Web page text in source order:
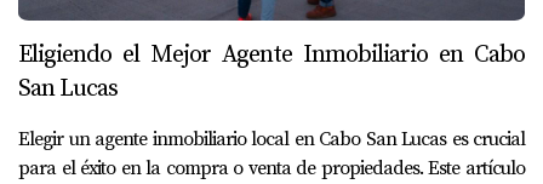
Eligiendo el Mejor Agente Inmobiliario en Cabo
San Lucas
Elegir un agente inmobiliario local en Cabo San Lucas es crucial
para el éxito en la compra o venta de propiedades. Este artículo